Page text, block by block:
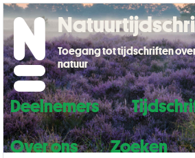
Deelnemers
Over ons
Zoeken
Toegang tot tijdschriften
natuur